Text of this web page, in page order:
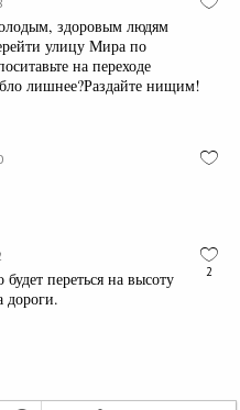
здоровым людям
улицу Мира по
на переходе
лишнее?Раздайте нищим!
2
переться на высоту
дороги.